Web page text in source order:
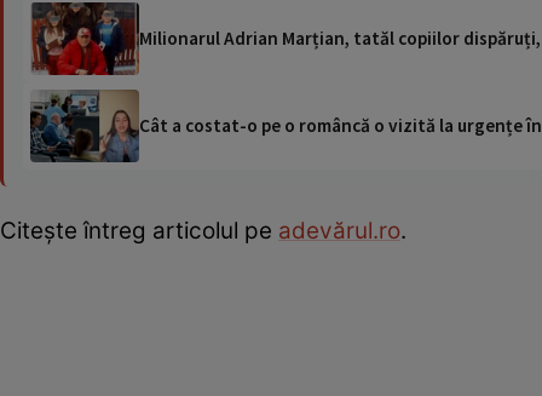
Milionarul Adrian Marțian, tatăl copiilor
Cât a costat-o pe o româncă o vizită la urgențe
Citește întreg articolul pe adevărul.ro.